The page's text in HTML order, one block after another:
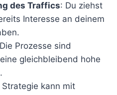
des Traffics: Du ziehst
Interesse an deinem
Prozesse sind
gleichbleibend hohe
Strategie kann mit